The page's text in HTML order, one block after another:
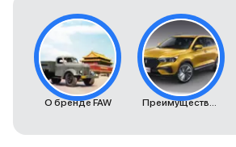
О бренде FAW Преимущества автомобилей FAW